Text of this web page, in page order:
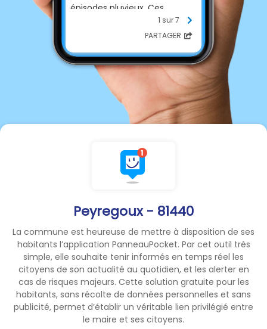
Peyregoux - 81440
La commune est heureuse de mettre à disposition de ses
habitants l’application PanneauPocket. Par cet outil très
simple, elle souhaite tenir informés en temps réel les
citoyens de son actualité au quotidien, et les alerter en
cas de risques majeurs. Cette solution gratuite pour les
habitants, sans récolte de données personnelles et sans
publicité, permet d’établir un véritable lien privilégié entre
le maire et ses citoyens.
épisodes pluvieux. Ces
mouvements alternés
fragilisent progressivement
les fondations des maisons.
Le Tarn compte 90 épisodes
de sécheresse classés
catastrophe naturelle.
🔍 Les signes à surveiller sur
• Fissures en escalier sur les
• Décollements entre murs et
• Portes et fenêtres qui se
bloquent
• Fissuration du carrelage
⚠️ Ces désordres, d’abord
discrets, s’aggravent avec le
temps.
🛠️ Le Fonds de Prévention
1 sur 7
PARTAGER